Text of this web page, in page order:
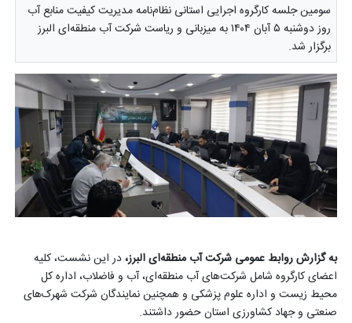
سومین جلسه کارگروه اجرایی استانی نظام‌نامه مدیریت کیفیت منابع آب
روز دوشنبه ۵ آبان ۱۴۰۴ به میزبانی و ریاست شرکت آب منطقه‌ای البرز
برگزار شد.
به گزارش روابط عمومی شرکت آب منطقه‌ای البرز،در این نشست، کلیه
اعضای کارگروه شامل شرکت‌های آب منطقه‌ای، آب و فاضلاب، اداره کل
محیط زیست و اداره علوم پزشکی و همچنین نمایندگان شرکت شهرک‌های
صنعتی و جهاد کشاورزی استان حضور داشتند.